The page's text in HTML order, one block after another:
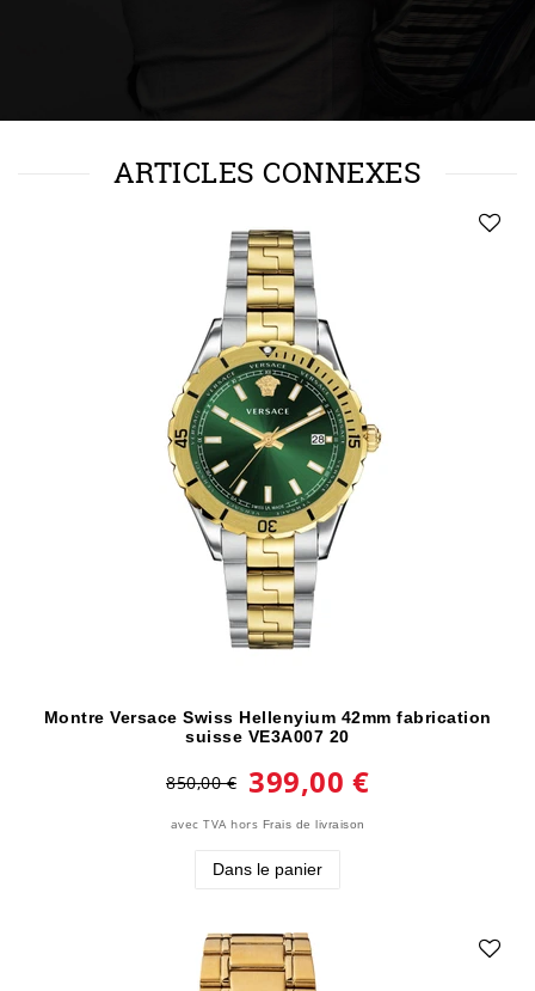
ARTICLES CONNEXES
Montre Versace Swiss Hellenyium 42mm fabrication
suisse VE3A007 20
850,00 € 399,00 €
avec TVA hors Frais de livraison
Dans le panier